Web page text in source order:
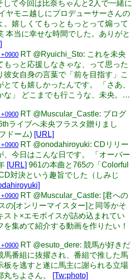
して今回は比奈ちゃんと2人で一緒に
ヤモニ越しにプロデューサーさんの
。嬉しくてもっともっとって煽って
本当に幸せな時間でした。ありがと
RT @Ryuichi_Sto: これを未央
もっと応援しなきゃな、って思った
彼女自身の言葉で「前を目指す」こ
とても嬉しかったんです。 「さあ、
な」 どこまでも行こうな、未央。…
RT @Muscular_Castle: ブログ
ライブへ未央フラスタ贈りまし
ドーム) [URL]
RT @onodahiroyuki: CDリリー
、今日はこんな日です。 「オーバー
[URL] 961の本曲と765の「Colorful
対決という趣旨でした（しみじ
RT @Muscular_Castle: [君への
の[オンリーマイスター]と同等かそ
スト×エモボイスが詰め込まれてい
を集めて紹介する動画を作りたい！
RT @esuto_dere: 競馬が好きだ
馬番組に抜擢され、番組で推した馬
板を逃すと遂に馬主に謝られる立場
丸ちよさん。
[Tw:photo]